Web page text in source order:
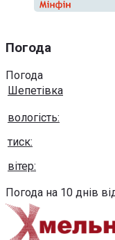
Погода
Погода
Шепетівка
вологість:
тиск:
вітер:
Погода на 10 днів